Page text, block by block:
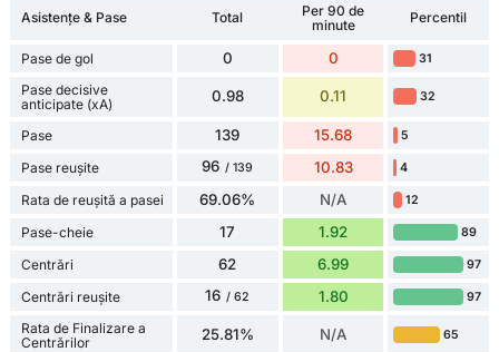
Asistențe & Pase Total
Per 90 de
minute
Percentil
Pase de gol 0 0 31
Pase decisive
anticipate (xA)
0.98 0.11 32
Pase 139 15.68 5
Pase reușite 96 / 139 10.83 4
Rata de reușită a pasei 69.06% N/A 12
Pase-cheie 17 1.92 89
Centrări 62 6.99 97
Centrări reușite 16 / 62 1.80 97
Rata de Finalizare a
Centrărilor
25.81% N/A 65